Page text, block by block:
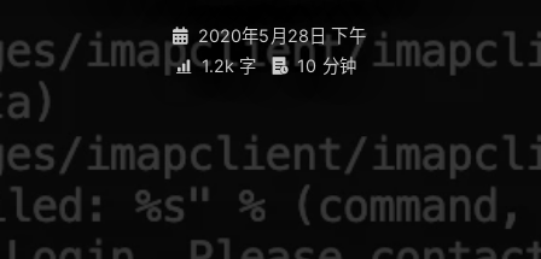
2020年5月28日 下午
1.2k 字
10 分钟